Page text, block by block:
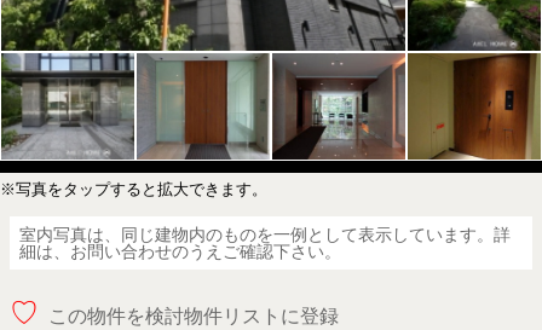
※写真をタップすると拡大できます。
室内写真は、同じ建物内のものを一例として表示しています。詳
細は、お問い合わせのうえご確認下さい。
♡ この物件を検討物件リストに登録